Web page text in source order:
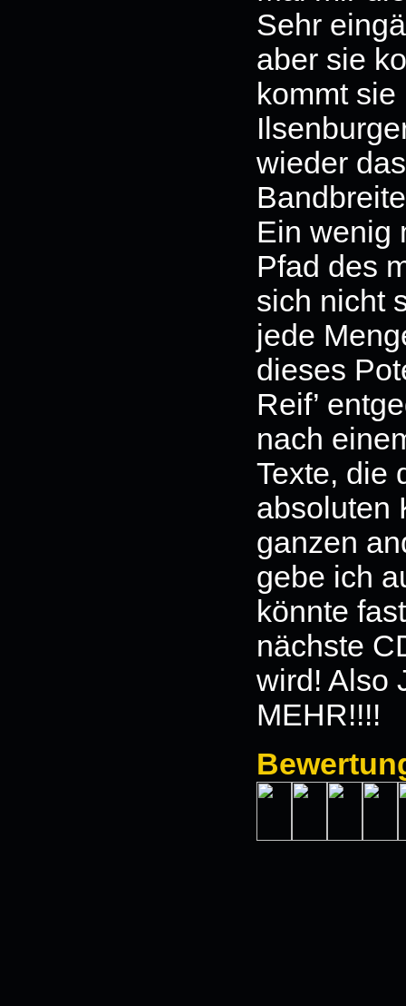
Sehr
aber sie
kommt
wieder
Ein wenig
Pfad des
sich nicht
jede
dieses
Reif’
nach
Texte, die
absoluten
ganzen
gebe ich
könnte
nächste
wird! Also
MEHR!!!!